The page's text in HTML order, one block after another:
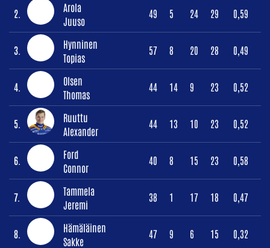
2.
Arola
Juuso
49 5 24 29 0,59
3.
Hynninen
Topias
57 8 20 28 0,49
4.
Olsen
Thomas
44 14 9 23 0,52
5.
Ruuttu
Alexander
44 13 10 23 0,52
6.
Ford
Connor
40 8 15 23 0,58
7.
Tammela
Jeremi
38 1 17 18 0,47
8.
Hämäläinen
Sakke
47 9 6 15 0,32